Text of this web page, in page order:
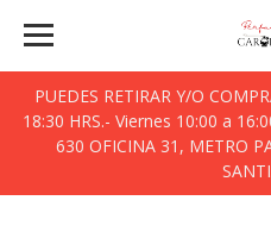
PUEDES RETIRAR Y/O
18:30 HRS.- Viernes 10:00 a
630 OFICINA 31, METRO